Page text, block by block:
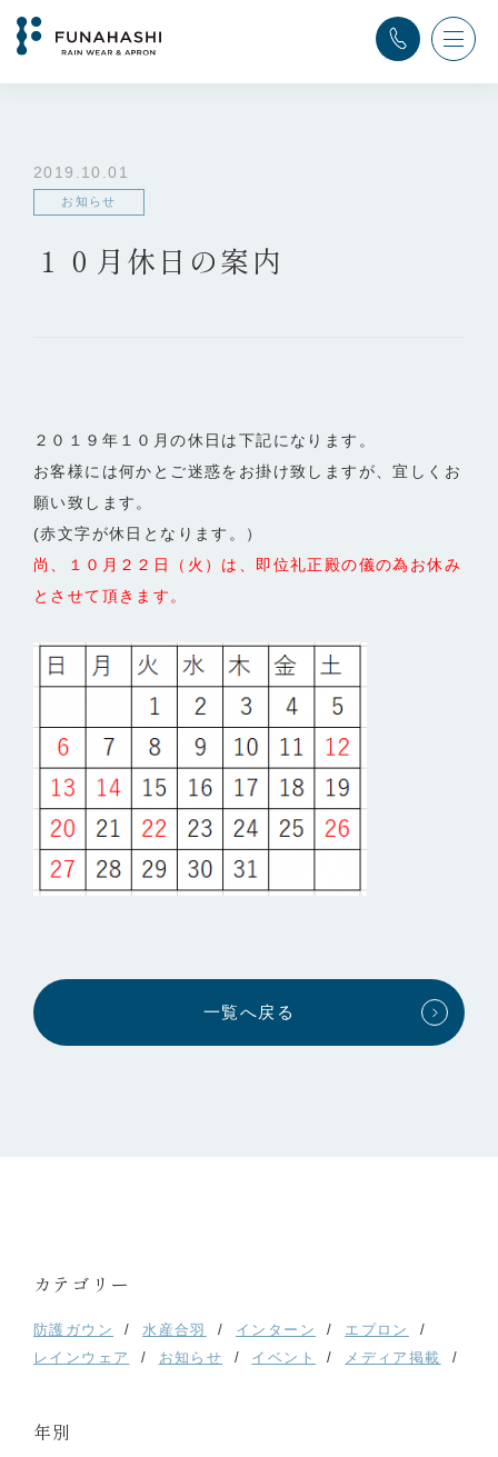
TOP
2019.10.01
お知らせ
１０月休日の案内
２０１９年１０月の休日は下記になります。
お客様には何かとご迷惑をお掛け致しますが、宜しくお
願い致します。
(赤文字が休日となります。）
尚、１０月２２日（火）は、即位礼正殿の儀の為お休み
とさせて頂きます。
一覧へ戻る
カテゴリー
防護ガウン 水産合羽 インターン
エプロン
レインウェア
お知らせ イベント メディア掲載
年別